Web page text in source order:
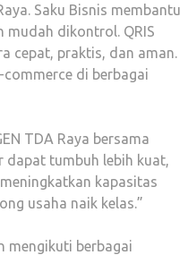
Saku Bisnis membantu
mudah dikontrol. QRIS
cepat, praktis, dan aman.
di berbagai
TDA Raya bersama
dapat tumbuh lebih kuat,
kapasitas
usaha naik kelas.”
mengikuti berbagai